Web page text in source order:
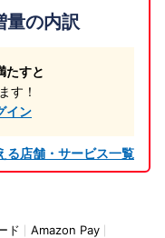
量の内訳
たすと
す！
イン
る店舗・サービス一覧
ド
Amazon Pay